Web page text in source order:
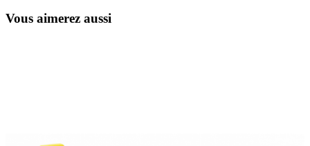
Vous aimerez aussi